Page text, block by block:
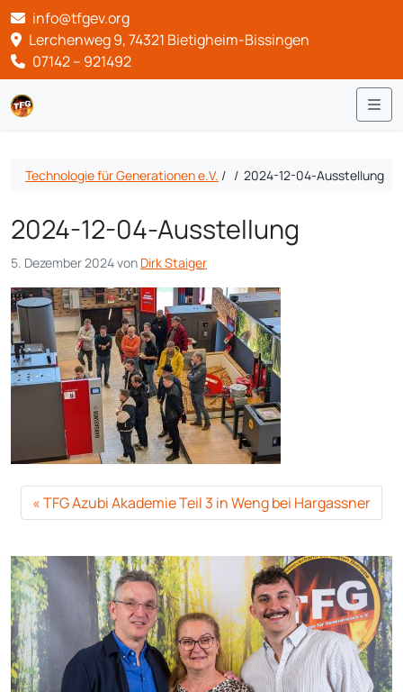
info@tfgev.org
Lerchenweg 9, 74321 Bietigheim-Bissingen
07142 – 921492
Technologie für Generationen e.V. / / 2024-12-04-Ausstellung
2024-12-04-Ausstellung
5. Dezember 2024von Dirk Staiger
TFG Azubi Akademie Teil 3 in Weng bei Hargassner